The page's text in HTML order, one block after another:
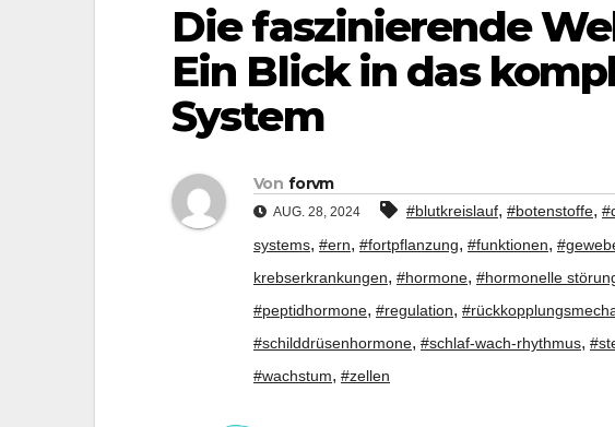
Die faszinierende
Ein Blick in das
System
Von forvm
AUG. 28, 2024 #blutkreislauf, #botenstoffe,
systems, #ern, #fortpflanzung, #funktionen,
krebserkrankungen, #hormone, #hormonelle
#peptidhormone, #regulation,
#schilddrüsenhormone, #schlaf-wach-rhythmus,
#wachstum, #zellen